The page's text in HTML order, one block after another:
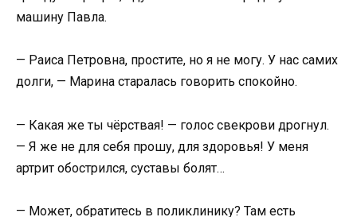
машину Павла.
— Раиса Петровна, простите, но я не могу. У нас самих
долги, — Марина старалась говорить спокойно.
— Какая же ты чёрствая! — голос свекрови дрогнул.
— Я же не для себя прошу, для здоровья! У меня
артрит обострился, суставы болят…
— Может, обратитесь в поликлинику? Там есть